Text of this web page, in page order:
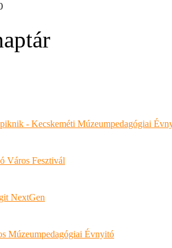
- Kecskeméti Múzeumpedagógiai
Város Fesztivál
NextGen
Múzeumpedagógiai Évnyitó